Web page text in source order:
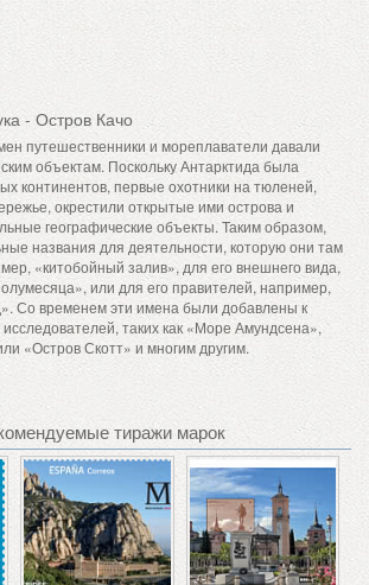
- Остров Качо
путешественники и мореплаватели давали
объектам. Поскольку Антарктида была
континентов, первые охотники на тюленей,
окрестили открытые ими острова и
географические объекты. Таким образом,
названия для деятельности, которую они там
«китобойный залив», для его внешнего вида,
или для его правителей, например,
Со временем эти имена были добавлены к
таких как «Море Амундсена»,
«Остров Скотт» и многим другим.
тиражи марок